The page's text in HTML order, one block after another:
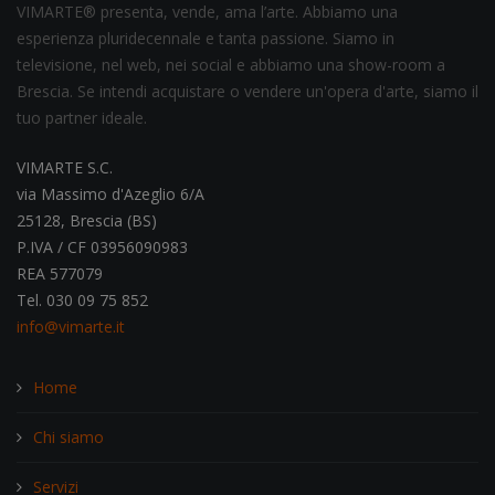
VIMARTE® presenta, vende, ama l’arte. Abbiamo una
esperienza pluridecennale e tanta passione. Siamo in
televisione, nel web, nei social e abbiamo una show-room a
Brescia. Se intendi acquistare o vendere un'opera d'arte, siamo il
tuo partner ideale.
VIMARTE S.C.
via Massimo d'Azeglio 6/A
25128, Brescia (BS)
P.IVA / CF 03956090983
REA 577079
Tel. 030 09 75 852
info@vimarte.it
Home
Chi siamo
Servizi